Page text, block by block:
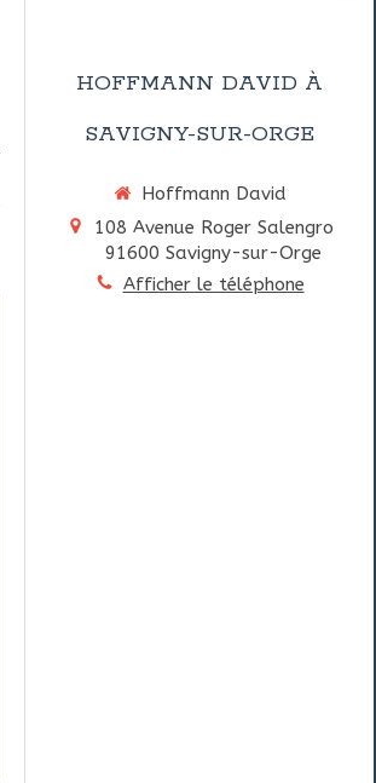
HOFFMANN DAVID À
SAVIGNY-SUR-ORGE
Hoffmann David
108 Avenue Roger Salengro
91600 Savigny-sur-Orge
Afficher le téléphone